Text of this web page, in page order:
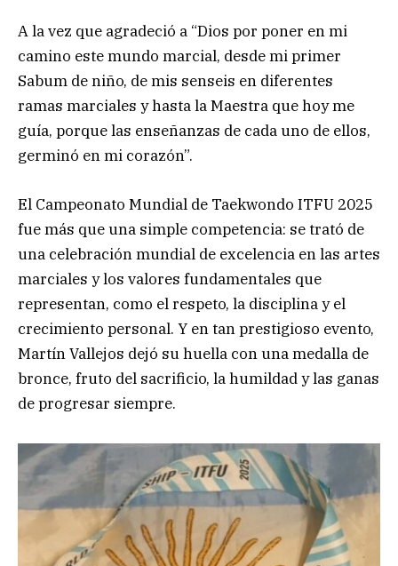
A la vez que agradeció a “Dios por poner en mi
camino este mundo marcial, desde mi primer
Sabum de niño, de mis senseis en diferentes
ramas marciales y hasta la Maestra que hoy me
guía, porque las enseñanzas de cada uno de ellos,
germinó en mi corazón”.
El Campeonato Mundial de Taekwondo ITFU 2025
fue más que una simple competencia: se trató de
una celebración mundial de excelencia en las artes
marciales y los valores fundamentales que
representan, como el respeto, la disciplina y el
crecimiento personal. Y en tan prestigioso evento,
Martín Vallejos dejó su huella con una medalla de
bronce, fruto del sacrificio, la humildad y las ganas
de progresar siempre.